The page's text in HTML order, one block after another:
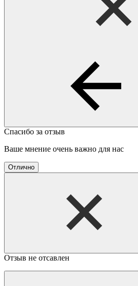
Спасибо за отзыв
Ваше мнение очень важно для нас
Отлично
Отзыв не отсавлен